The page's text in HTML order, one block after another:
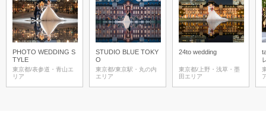
PHOTO WEDDING S
TYLE
東京都/表参道・青山エ
リア
STUDIO BLUE TOKY
O
東京都/東京駅・丸の内
エリア
24to wedding
東京都/上野・浅草・墨
田エリア